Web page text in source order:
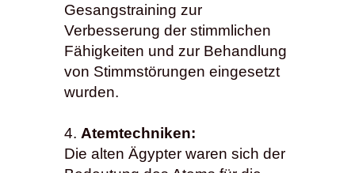
Gesangstraining zur
Verbesserung der stimmlichen
Fähigkeiten und zur Behandlung
von Stimmstörungen eingesetzt
wurden.
Atemtechniken:
Die alten Ägypter waren sich der